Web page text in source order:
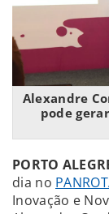
Alexandre
pode
PORTO
dia no
Inovação e